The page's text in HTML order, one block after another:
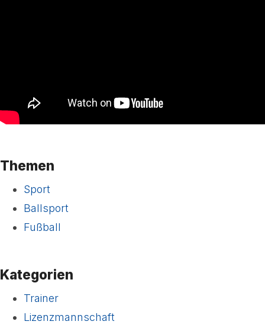
Themen
Sport
Ballsport
Fußball
Kategorien
Trainer
Lizenzmannschaft